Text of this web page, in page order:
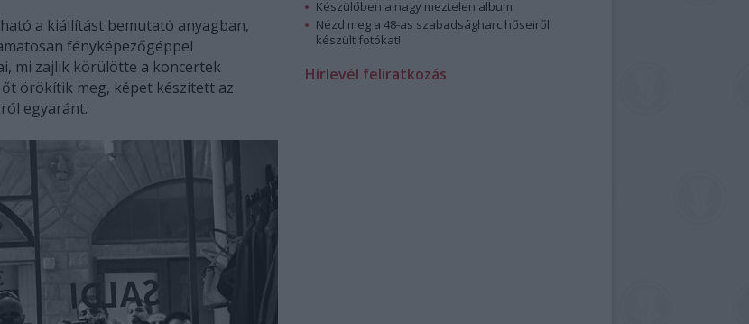
a kiállítást bemutató anyagban,
fényképezőgéppel
mi zajlik körülötte a koncertek
örökítik meg, képet készített az
egyaránt.
Készülőben a nagy meztelen album
Nézd meg a 48-as szabadságharc hőseiről
készült fotókat!
Hírlevél feliratkozás